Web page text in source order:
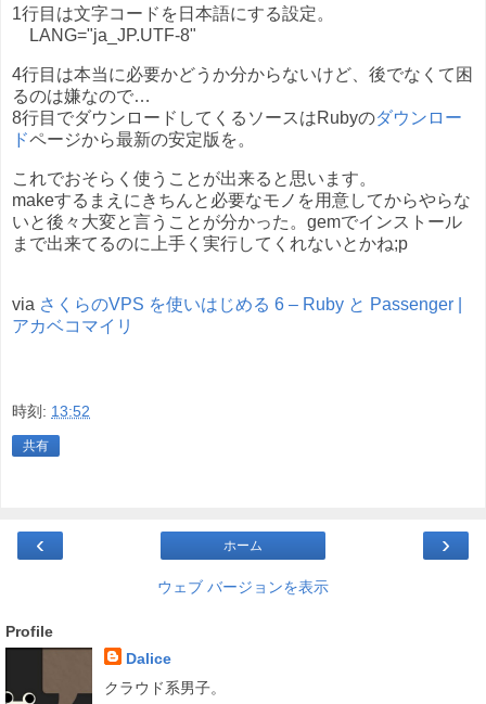
1行目は文字コードを日本語にする設定。
LANG="ja_JP.UTF-8"
4行目は本当に必要かどうか分からないけど、後でなくて困
るのは嫌なので…
8行目でダウンロードしてくるソースはRubyのダウンロー
ドページから最新の安定版を。
これでおそらく使うことが出来ると思います。
makeするまえにきちんと必要なモノを用意してからやらな
いと後々大変と言うことが分かった。gemでインストール
まで出来てるのに上手く実行してくれないとかね;p
via さくらのVPS を使いはじめる 6 – Ruby と Passenger |
アカベコマイリ
時刻: 13:52
共有
‹ ›
ホーム
ウェブ バージョンを表示
Profile
Dalice
クラウド系男子。